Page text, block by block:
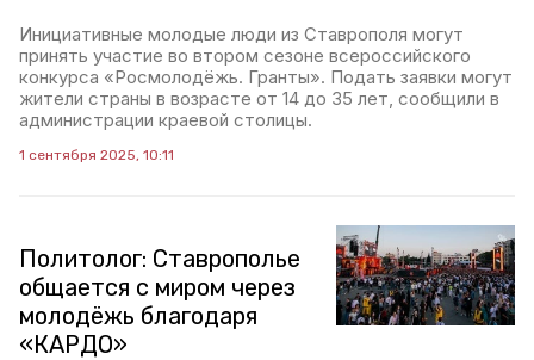
Инициативные молодые люди из Ставрополя могут
принять участие во втором сезоне всероссийского
конкурса «Росмолодёжь. Гранты». Подать заявки могут
жители страны в возрасте от 14 до 35 лет, сообщили в
администрации краевой столицы.
1 сентября 2025, 10:11
Политолог: Ставрополье
общается с миром через
молодёжь благодаря
«КАРДО»